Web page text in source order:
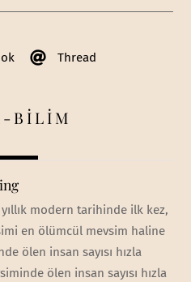
Thread
BİLİM
modern tarihinde ilk kez,
en ölümcül mevsim haline
ölen insan sayısı hızla
ölen insan sayısı hızla